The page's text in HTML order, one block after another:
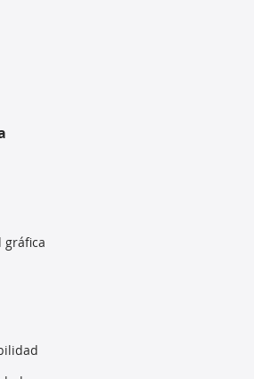
gráfica